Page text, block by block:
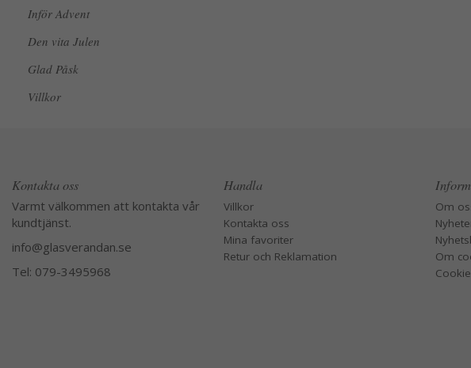
Inför Advent
Den vita Julen
Glad Påsk
Villkor
Kontakta oss
Varmt välkommen att kontakta vår
kundtjänst.
info@glasverandan.se
Tel: 079-3495968
Handla
Villkor
Kontakta oss
Mina favoriter
Retur och Reklamation
Om
Om